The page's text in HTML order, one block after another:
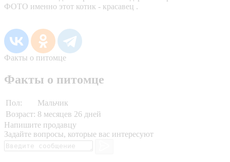
ФОТО именно этот котик - красавец .
Факты о питомце
Факты о питомце
Пол:
Мальчик
Возраст: 8 месяцев 26 дней
Напишите продавцу
Задайте вопросы, которые вас интересуют